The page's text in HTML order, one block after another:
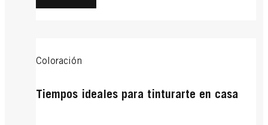
Coloración
Tiempos ideales para tinturarte en casa